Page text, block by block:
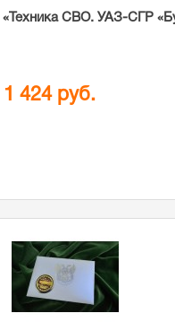
«Техника СВО. УАЗ-СГР
1 424 руб.